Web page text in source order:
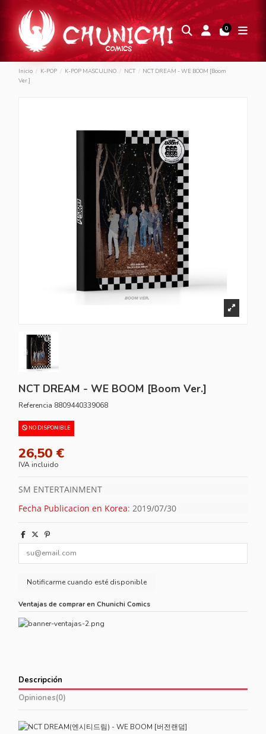
0
Inicio K-POP K-POP MASCULINO NCT
NCT DREAM - WE BOOM [Boom
Ver.]
NCT DREAM - WE BOOM [Boom Ver.]
Referencia 8809440339068
NO DISPONIBLE
26,50 €
IVA incluido
SM ENTERTAINMENT
Fecha Publicacion en Korea: 2019/07/30
Ventajas de comprar en Chunichi Comics
Descripción
Opiniones(0)